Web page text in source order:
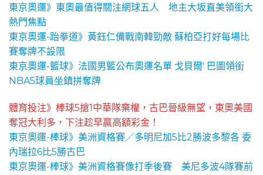
東京奧運》東奧最值得關注網球五人 地主大坂直美領銜大
熱門焦點
東京奧運-跆拳道》黃鈺仁備戰南韓勁敵 蘇柏亞打好每場比
賽奪牌不設限
東京奧運-籃球》法國男籃公布奧運名單 戈貝爾' 巴圖領銜
NBA5球員坐鎮拼奪牌
體育投注》棒球5搶1中華隊棄權，古巴晉級無望，東奧美國
奪冠大利多，下注趁早贏高額彩金！
東京奧運-棒球》美洲資格賽／多明尼加5比2勝波多黎各 委
內瑞拉6比5勝古巴
東京奧運-棒球》美洲資格賽像打季後賽 美尼多波4隊賽前